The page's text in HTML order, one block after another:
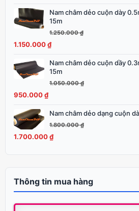
2.100.000 ₫.Nam châm dẻo cuộn dày
15m
1.250.000₫
Giá
gốc
1.250.000 ₫.
1.150.000₫
Giá
hiện
là:
Nam châm dẻo cuộn dầy
15m
1.050.000₫
Giá
gốc
1.050.000 ₫.
950.000₫
Giá
hiện
là:
950.000 ₫.
Nam châm dẻo dạng cuộn
1.800.000₫
Giá
gốc
là:
1.700.000₫
Giá
hiện
tại
Thông tin mua hàng